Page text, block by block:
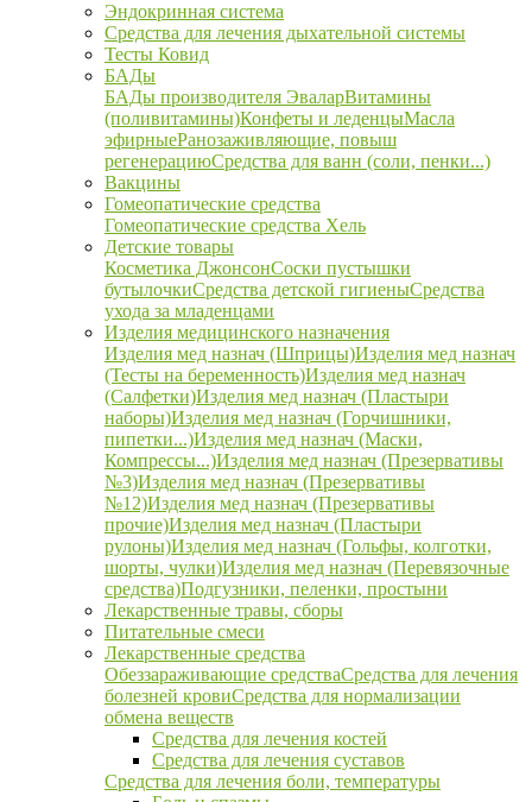
Эндокринная система
Средства для лечения дыхательной системы
Тесты Ковид
БАДы
БАДы производителя ЭваларВитамины
(поливитамины)Конфеты и леденцыМасла
эфирныеРанозаживляющие, повыш
регенерациюСредства для ванн (соли, пенки...)
Вакцины
Гомеопатические средства
Гомеопатические средства Хель
Детские товары
Косметика ДжонсонСоски пустышки
бутылочкиСредства детской гигиеныСредства
ухода за младенцами
Изделия медицинского назначения
Изделия мед назнач (Шприцы)Изделия мед назнач
(Тесты на беременность)Изделия мед назнач
(Салфетки)Изделия мед назнач (Пластыри
наборы)Изделия мед назнач (Горчишники,
пипетки...)Изделия мед назнач (Маски,
Компрессы...)Изделия мед назнач (Презервативы
№3)Изделия мед назнач (Презервативы
№12)Изделия мед назнач (Презервативы
прочие)Изделия мед назнач (Пластыри
рулоны)Изделия мед назнач (Гольфы, колготки,
шорты, чулки)Изделия мед назнач (Перевязочные
средства)Подгузники, пеленки, простыни
Лекарственные травы, сборы
Питательные смеси
Лекарственные средства
Обеззараживающие средстваСредства для лечения
болезней кровиСредства для нормализации
обмена веществ
Средства для лечения костей
Средства для лечения суставов
Средства для лечения боли, температуры